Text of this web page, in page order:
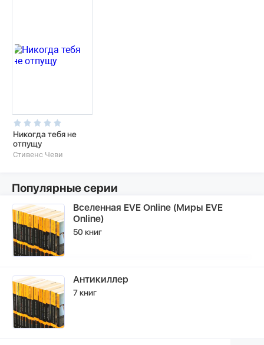
Никогда тебя не
отпущу
Стивенс Чеви
Популярные серии
Вселенная EVE Online (Миры EVE
Online)
50 книг
Антикиллер
7 книг